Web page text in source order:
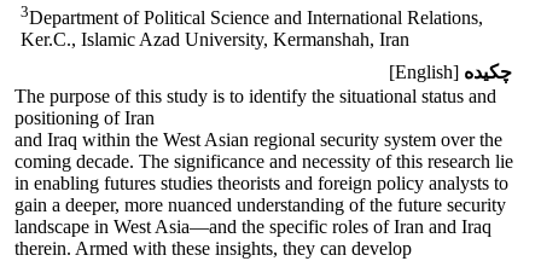
3Department of Political Science and International Relations,
Ker.C., Islamic Azad University, Kermanshah, Iran
چکیده [English]
The purpose of this study is to identify the situational status and
positioning of Iran
and Iraq within the West Asian regional security system over the
coming decade. The significance and necessity of this research lie
in enabling futures studies theorists and foreign policy analysts to
gain a deeper, more nuanced understanding of the future security
landscape in West Asia—and the specific roles of Iran and Iraq
therein. Armed with these insights, they can develop